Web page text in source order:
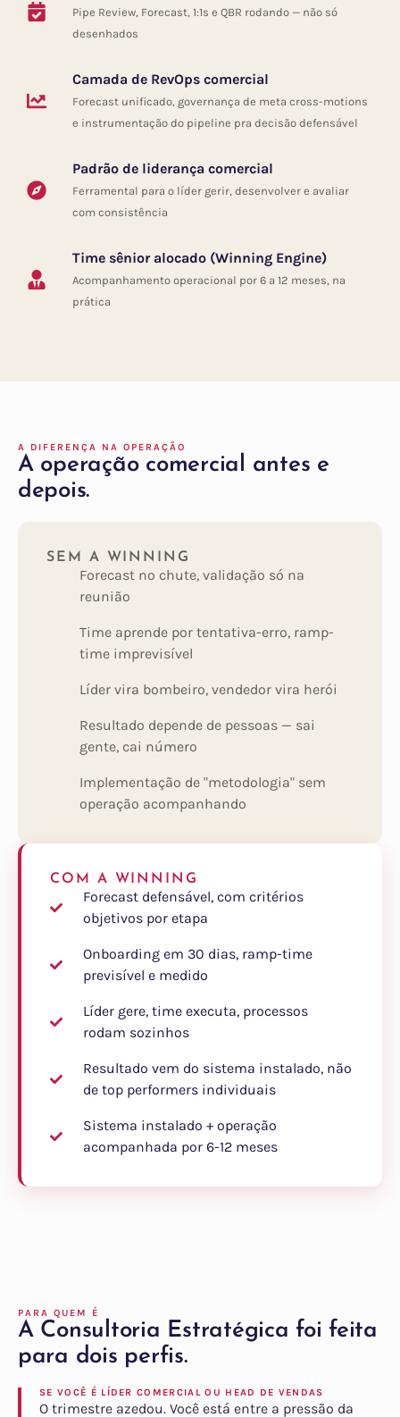
Pipe Review, Forecast, 1:1s e QBR rodando — não só
desenhados
Camada de RevOps comercial
Forecast unificado, governança de meta cross-motions
e instrumentação do pipeline pra decisão defensável
Padrão de liderança comercial
Ferramental para o líder gerir, desenvolver e avaliar
com consistência
Time sênior alocado (Winning Engine)
Acompanhamento operacional por 6 a 12 meses, na
prática
A DIFERENÇA NA OPERAÇÃO
A operação comercial antes e
depois.
SEM A WINNING
Forecast no chute, validação só na
reunião
Time aprende por tentativa-erro, ramp-
time imprevisível
Líder vira bombeiro, vendedor vira herói
Resultado depende de pessoas — sai
gente, cai número
Implementação de "metodologia" sem
operação acompanhando
COM A WINNING
Forecast defensável, com critérios
objetivos por etapa
Onboarding em 30 dias, ramp-time
previsível e medido
Líder gere, time executa, processos
rodam sozinhos
Resultado vem do sistema instalado, não
de top performers individuais
Sistema instalado + operação
acompanhada por 6-12 meses
PARA QUEM É
A Consultoria Estratégica foi feita
para dois perfis.
SE VOCÊ É LÍDER COMERCIAL OU HEAD DE VENDAS
O trimestre azedou. Você está entre a pressão da